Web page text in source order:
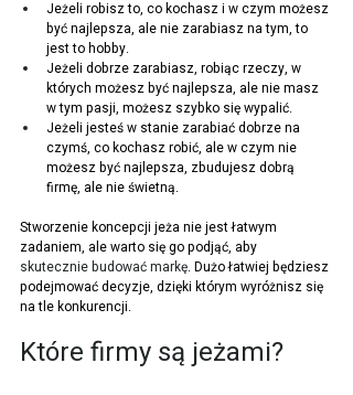
Jeżeli robisz to, co kochasz i w czym możesz
być najlepsza, ale nie zarabiasz na tym, to
jest to hobby.
Jeżeli dobrze zarabiasz, robiąc rzeczy, w
których możesz być najlepsza, ale nie masz
w tym pasji, możesz szybko się wypalić.
Jeżeli jesteś w stanie zarabiać dobrze na
czymś, co kochasz robić, ale w czym nie
możesz być najlepsza, zbudujesz dobrą
firmę, ale nie świetną.
Stworzenie koncepcji jeża nie jest łatwym
zadaniem, ale warto się go podjąć, aby
skutecznie budować markę. Dużo łatwiej będziesz
podejmować decyzje, dzięki którym wyróżnisz się
na tle konkurencji.
Które firmy są jeżami?